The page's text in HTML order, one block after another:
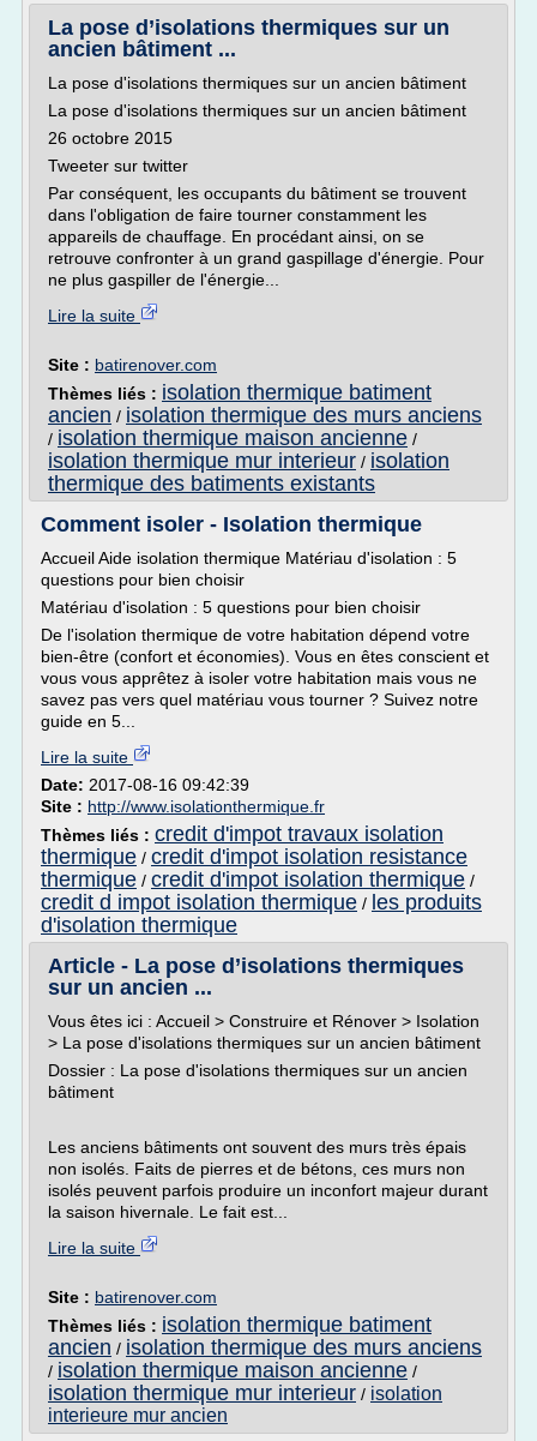
La pose d’isolations thermiques sur un
ancien bâtiment ...
La pose d'isolations thermiques sur un ancien bâtiment
La pose d'isolations thermiques sur un ancien bâtiment
26 octobre 2015
Tweeter sur twitter
Par conséquent, les occupants du bâtiment se trouvent
dans l'obligation de faire tourner constamment les
appareils de chauffage. En procédant ainsi, on se
retrouve confronter à un grand gaspillage d'énergie. Pour
ne plus gaspiller de l'énergie...
Lire la suite
Site : batirenover.com
Thèmes liés : isolation thermique batiment
ancien / isolation thermique des murs anciens
/ isolation thermique maison ancienne /
isolation thermique mur interieur / isolation
thermique des batiments existants
Comment isoler - Isolation thermique
Accueil Aide isolation thermique Matériau d'isolation : 5
questions pour bien choisir
Matériau d'isolation : 5 questions pour bien choisir
De l'isolation thermique de votre habitation dépend votre
bien-être (confort et économies). Vous en êtes conscient et
vous vous apprêtez à isoler votre habitation mais vous ne
savez pas vers quel matériau vous tourner ? Suivez notre
guide en 5...
Lire la suite
Date: 2017-08-16 09:42:39
Site : http://www.isolationthermique.fr
Thèmes liés : credit d'impot travaux isolation
thermique / credit d'impot isolation resistance
thermique / credit d'impot isolation thermique /
credit d impot isolation thermique / les produits
d'isolation thermique
Article - La pose d’isolations thermiques
sur un ancien ...
Vous êtes ici : Accueil > Construire et Rénover > Isolation
> La pose d'isolations thermiques sur un ancien bâtiment
Dossier : La pose d'isolations thermiques sur un ancien
bâtiment
Les anciens bâtiments ont souvent des murs très épais
non isolés. Faits de pierres et de bétons, ces murs non
isolés peuvent parfois produire un inconfort majeur durant
la saison hivernale. Le fait est...
Lire la suite
Site : batirenover.com
Thèmes liés : isolation thermique batiment
ancien / isolation thermique des murs anciens
/ isolation thermique maison ancienne /
isolation thermique mur interieur / isolation
interieure mur ancien